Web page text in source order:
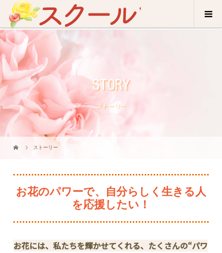
STORY
ストーリー
ストーリー
お花のパワーで、自分らしく生きる人
を応援したい！
お花には、私たちを輝かせてくれる、たくさんの“パワ